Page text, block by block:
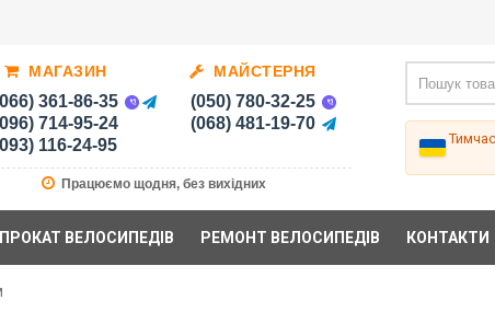
МАГАЗИН
361-86-35
714-95-24
116-24-95
МАЙСТЕРНЯ
(050) 780-32-25
(068) 481-19-70
Працюємо щодня, без вихідних
ПРОКАТ ВЕЛОСИПЕДІВ РЕМОНТ ВЕЛОСИПЕДІВ КОНТАКТИ